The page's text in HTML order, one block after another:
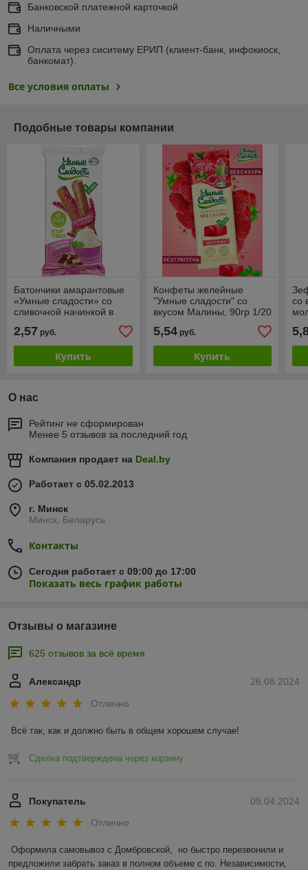
Банковской платежной карточкой
Наличными
Оплата через сиситему ЕРИП (клиент-банк, инфокиоск,
банкомат).
Все условия оплаты
Подобные товары компании
Батончики амарантовые
«Умные сладости» со
сливочной начинкой в
глазури, 20гр 4*20 1/80
2,57 руб.
Купить
Конфеты желейные
"Умные сладости" со
вкусом Малины, 90гр 1/20
5,54руб.
Купить
со
О нас
Рейтинг не сформирован
Менее 5 отзывов за последний год
Компания продает на Deal.by
Работает с 05.02.2013
г. Минск
Минск, Беларусь
Контакты
Сегодня работает с 09:00 до 17:00
Показать весь график работы
Отзывы о магазине
625 отзывов за всё время
26.08.2024
Александр
Отлично
Всё так, как и должно быть в общем хорошем случае!
Сделка подтверждена через корзину
09.04.2024
Покупатель
Отлично
Оформила самовывоз с Домбровской,  но быстро перезвонили и
предложили забрать заказ в полном объеме с по. Независимости,